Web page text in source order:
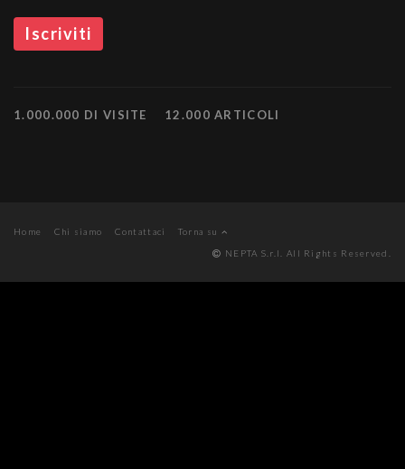
1.000.000 DI VISITE 12.000 ARTICOLI
Home Chi siamo Contattaci
Torna su
NEPTA S.r.l. All Rights Reserved.